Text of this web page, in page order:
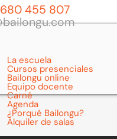
680 455 807
La escuela
Cursos presenciales
Bailongu online
Equipo docente
Carné
Agenda
¿Porqué Bailongu?
Alquiler de salas